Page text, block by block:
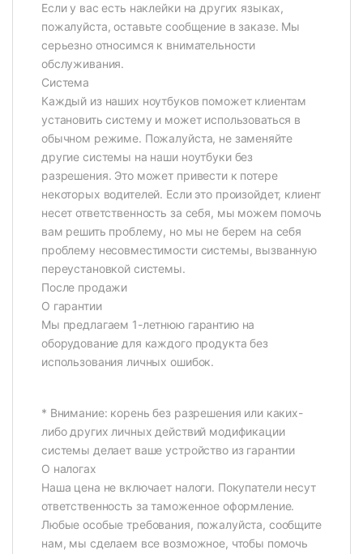
Если у вас есть наклейки на других языках,
пожалуйста, оставьте сообщение в заказе. Мы
серьезно относимся к внимательности
обслуживания.
Система
Каждый из наших ноутбуков поможет клиентам
установить систему и может использоваться в
обычном режиме. Пожалуйста, не заменяйте
другие системы на наши ноутбуки без
разрешения. Это может привести к потере
некоторых водителей. Если это произойдет, клиент
несет ответственность за себя, мы можем помочь
вам решить проблему, но мы не берем на себя
проблему несовместимости системы, вызванную
переустановкой системы.
После продажи
О гарантии
Мы предлагаем 1-летнюю гарантию на
оборудование для каждого продукта без
использования личных ошибок.
* Внимание: корень без разрешения или каких-
либо других личных действий модификации
системы делает ваше устройство из гарантии
О налогах
Наша цена не включает налоги. Покупатели несут
ответственность за таможенное оформление.
Любые особые требования, пожалуйста, сообщите
нам, мы сделаем все возможное, чтобы помочь